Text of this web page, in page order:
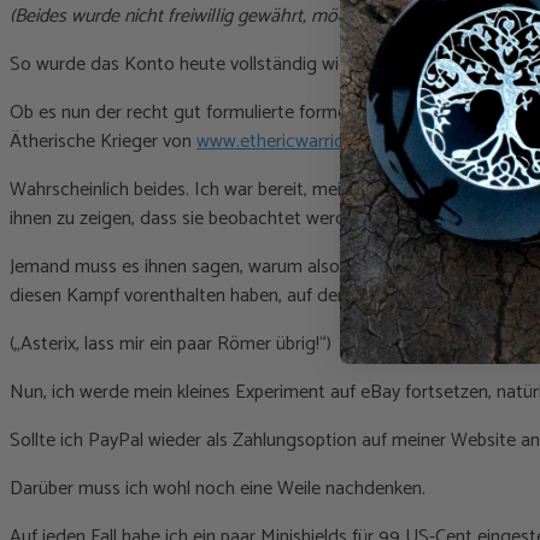
(Beides wurde nicht freiwillig gewährt, möchte ich anmerken)
So wurde das Konto heute vollständig wiederhergestellt, obwohl
Ob es nun der recht gut formulierte formelle „Beschwerdebrief“
Ätherische Krieger vonwww.ethericwarriors.comundwww.cb-
Wahrscheinlich beides. Ich war bereit, meine Beschwerde
ihnen zu zeigen, dass sie beobachtet werden und ihr Verhalten
Jemand muss es ihnen sagen, warum also nicht ich. So sehr ich
diesen Kampf vorenthalten haben, auf den ich mich gerade
(„Asterix, lass mir ein paar Römer übrig!“)
Nun, ich werde mein kleines Experiment auf eBay fortsetzen,
Sollte ich PayPal wieder als Zahlungsoption auf meiner Website
Darüber muss ich wohl noch eine Weile nachdenken.